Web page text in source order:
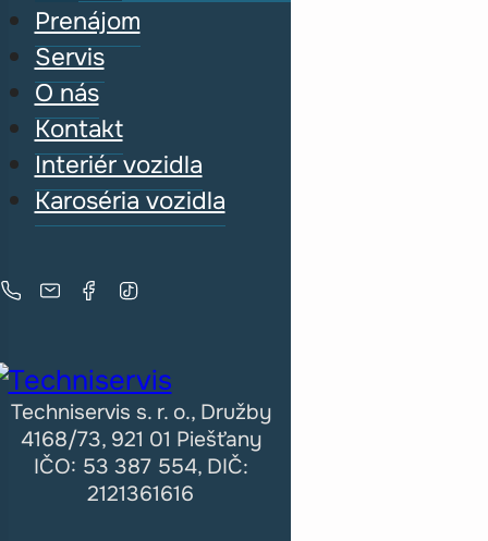
Prenájom
Servis
O nás
Kontakt
Interiér vozidla
Karoséria vozidla
Techniservis s. r. o., Družby
4168/73, 921 01 Piešťany
IČO: 53 387 554, DIČ:
2121361616